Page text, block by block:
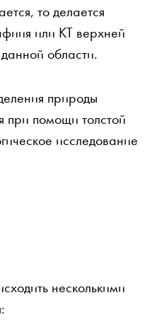
то делается
или КТ верхней
области.
природы
при помощи толстой
исследование
несколькими